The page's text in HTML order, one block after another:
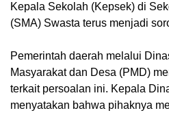
Kepala Sekolah (Kepsek) di
(SMA) Swasta terus menjadi
Pemerintah daerah melalui
Masyarakat dan Desa (PMD)
terkait persoalan ini. Kepala
menyatakan bahwa pihaknya